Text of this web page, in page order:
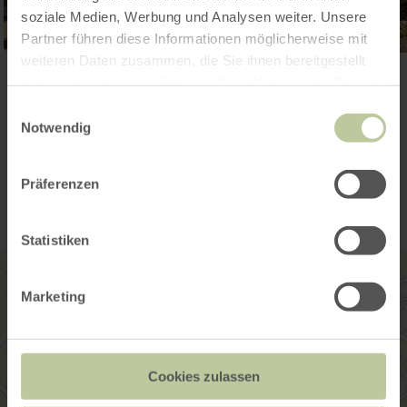
soziale Medien, Werbung und Analysen weiter. Unsere
Partner führen diese Informationen möglicherweise mit
weiteren Daten zusammen, die Sie ihnen bereitgestellt
Notwendig
Präferenzen
Statistiken
Marketing
Cookies zulassen
Open gallery
Contact